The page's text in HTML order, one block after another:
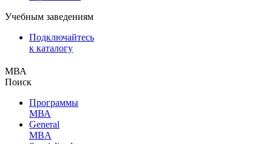
Учебным заведениям
Подключайтесь
к каталогу
МВА
Поиск
Программы
МВА
General
MBA